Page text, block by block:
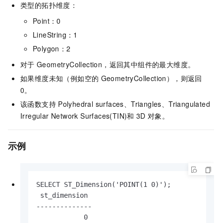
类型的拓扑维度：
Point：0
LineString：1
Polygon：2
对于 GeometryCollection，返回其中组件的最大维度。
如果维度未知（例如空的 GeometryCollection），则返回
0。
该函数支持 Polyhedral surfaces、Triangles、Triangulated
Irregular Network Surfaces(TIN)和 3D 对象。
示例
SELECT ST_Dimension('POINT(1 0)');
st_dimension
--------------
            0